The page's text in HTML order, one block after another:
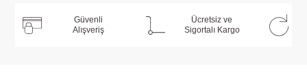
Güvenli
Alışveriş
Ücretsiz ve
Sigortalı Kargo